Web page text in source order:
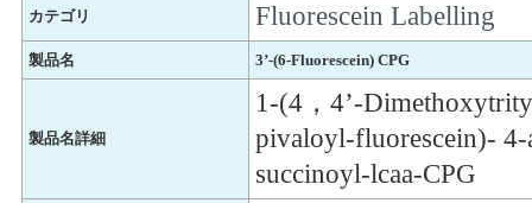
カテゴリ Fluorescein Labelling
製品名 3’-(6-Fluorescein) CPG
製品名詳細
1-(4，4’-
pivaloyl-fluorescein)-
succinoyl-lcaa-CPG